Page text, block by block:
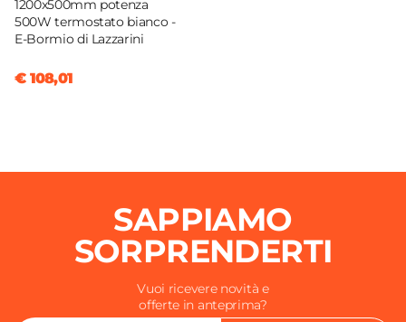
1200x500mm potenza
500W termostato bianco -
E-Bormio di Lazzarini
€ 108,01
SAPPIAMO
SORPRENDERTI
Vuoi ricevere novità e
offerte in anteprima?